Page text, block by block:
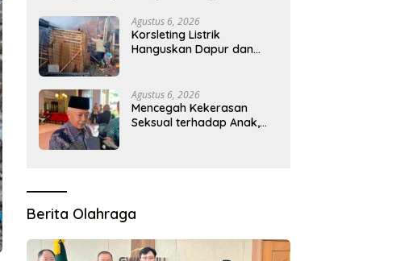
Agustus 6, 2026
Korsleting Listrik
Hanguskan Dapur dan
Agustus 6, 2026
Mencegah Kekerasan
Seksual terhadap Anak,
Berita Olahraga